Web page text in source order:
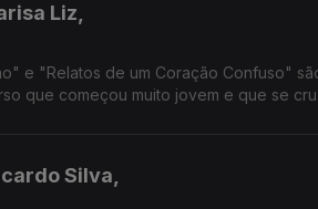
Liz,
e "Relatos de um Coração Confuso"
que começou muito jovem e que se
Silva,